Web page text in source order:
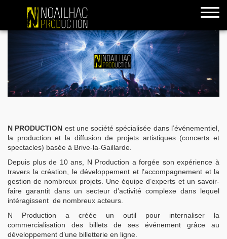
N PRODUCTION est une société spécialisée dans l’événementiel,
la production et la diffusion de projets artistiques (concerts et
spectacles) basée à Brive-la-Gaillarde.
Depuis plus de 10 ans, N Production a forgée son expérience à
travers la création, le développement et l’accompagnement et la
gestion de nombreux projets. Une équipe d’experts et un savoir-
faire garantit dans un secteur d’activité complexe dans lequel
intéragissent de nombreux acteurs.
N Production a créée un outil pour internaliser la
commercialisation des billets de ses événement grâce au
développement d’une billetterie en ligne.